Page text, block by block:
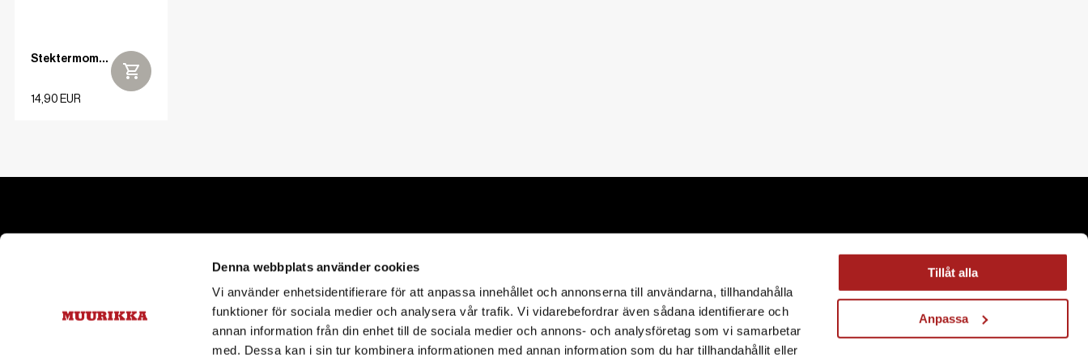
Denna webbplats använder cookies
Vi använder enhetsidentifierare för att anpassa innehållet och annonserna till användarna, tillhandahålla
funktioner för sociala medier och analysera vår trafik. Vi vidarebefordrar även sådana identifierare och
annan information från din enhet till de sociala medier och annons- och analysföretag som vi samarbetar
med. Dessa kan i sin tur kombinera informationen med annan information som du har tillhandahållit eller
Tillåt alla
Anpassa
Stektermometer
14,90 EUR
+358 10 843 2111
Om Muurikka
Kontakt
Cookies
FAQ
Manualer
Recept
Köp- och leveransvillkor
Köpvillkor
Leveransvillkor